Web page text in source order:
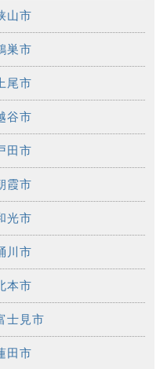
山市
巣市
上尾市
谷市
田市
霞市
光市
川市
本市
士見市
田市